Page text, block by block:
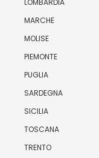
MARCHE
MOLISE
PIEMONTE
PUGLIA
SARDEGNA
SICILIA
TOSCANA
TRENTO